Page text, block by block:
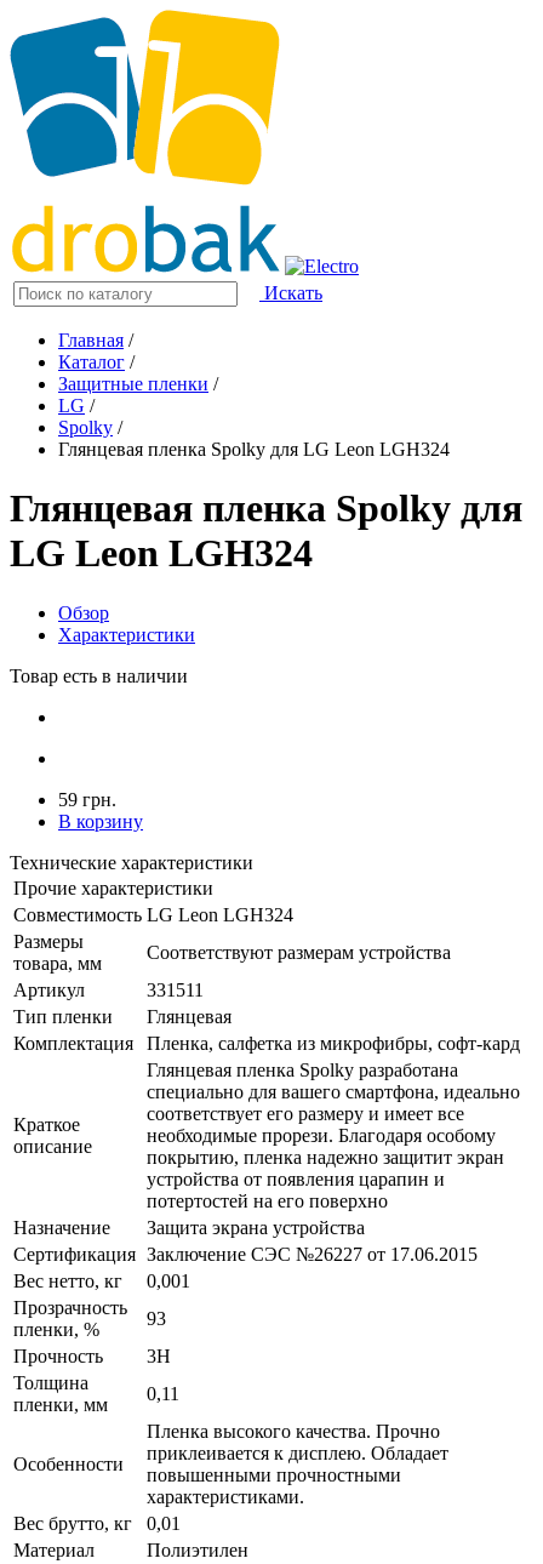
Искать
Главная /
Каталог /
Защитные пленки /
LG /
Spolky /
Глянцевая пленка Spolky для LG Leon LGH324
Глянцевая пленка Spolky для
LG Leon LGH324
Обзор
Характеристики
Товар есть в наличии
59 грн.
В корзину
Технические характеристики
Прочие характеристики
Совместимость LG Leon LGH324
Размеры
товара, мм
Соответствуют размерам устройства
Артикул
331511
Тип пленки
Глянцевая
Комплектация
Пленка, салфетка из микрофибры, софт-кард
Краткое
описание
Глянцевая пленка Spolky разработана
специально для вашего смартфона, идеально
соответствует его размеру и имеет все
необходимые прорези. Благодаря особому
покрытию, пленка надежно защитит экран
устройства от появления царапин и
потертостей на его поверхно
Назначение
Защита экрана устройства
Сертификация Заключение СЭС №26227 от 17.06.2015
Вес нетто, кг
0,001
Прозрачность
пленки, %
93
Прочность
3H
Толщина
пленки, мм
0,11
Особенности
Пленка высокого качества. Прочно
приклеивается к дисплею. Обладает
повышенными прочностными
характеристиками.
Вес брутто, кг
0,01
Материал
Полиэтилен